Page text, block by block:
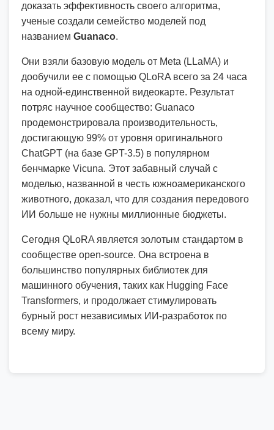
доказать эффективность своего алгоритма,
ученые создали семейство моделей под
названием Guanaco.
Они взяли базовую модель от Meta (LLaMA) и
дообучили ее с помощью QLoRA всего за 24 часа
на одной-единственной видеокарте. Результат
потряс научное сообщество: Guanaco
продемонстрировала производительность,
достигающую 99% от уровня оригинального
ChatGPT (на базе GPT-3.5) в популярном
бенчмарке Vicuna. Этот забавный случай с
моделью, названной в честь южноамериканского
животного, доказал, что для создания передового
ИИ больше не нужны миллионные бюджеты.
Сегодня QLoRA является золотым стандартом в
сообществе open-source. Она встроена в
большинство популярных библиотек для
машинного обучения, таких как Hugging Face
Transformers, и продолжает стимулировать
бурный рост независимых ИИ-разработок по
всему миру.